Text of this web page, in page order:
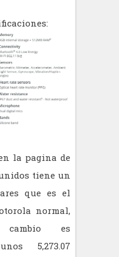
la pagina de
tiene un
que es el
normal,
es
5,273.07